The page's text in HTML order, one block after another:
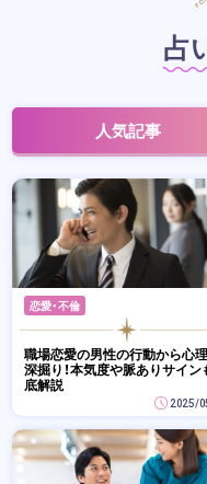
占
人気記事
恋愛・不倫
職場恋愛の男性の行動から心
深掘り！本気度や脈ありサイン
底解説
2025/